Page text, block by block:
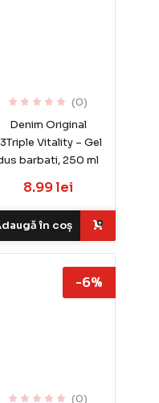
(0)
Denim Original
Vitality – Gel
barbati, 250 ml
8.99 lei
în coș
(0)
-6%